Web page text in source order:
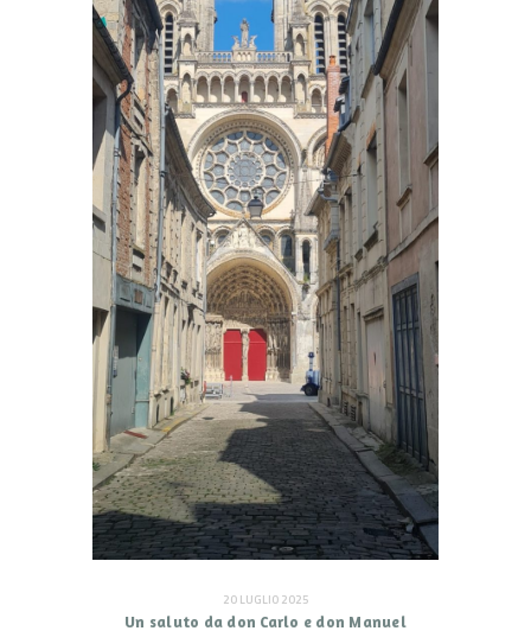
20 LUGLIO 2025
Un saluto da don Carlo e don Manuel